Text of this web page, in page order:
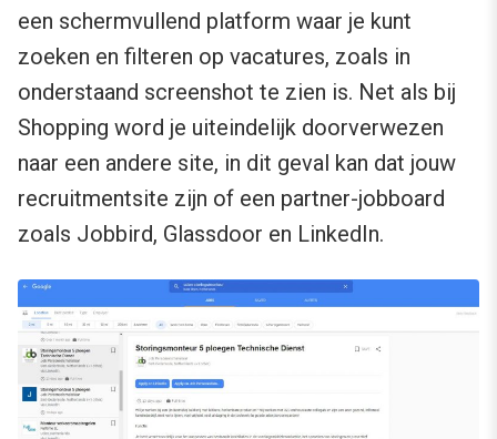
een schermvullend platform waar je kunt
zoeken en filteren op vacatures, zoals in
onderstaand screenshot te zien is. Net als bij
Shopping word je uiteindelijk doorverwezen
naar een andere site, in dit geval kan dat jouw
recruitmentsite zijn of een partner-jobboard
zoals Jobbird, Glassdoor en LinkedIn.